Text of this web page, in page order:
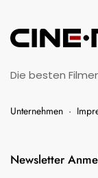
Die besten
Unternehmen ·
Newsletter